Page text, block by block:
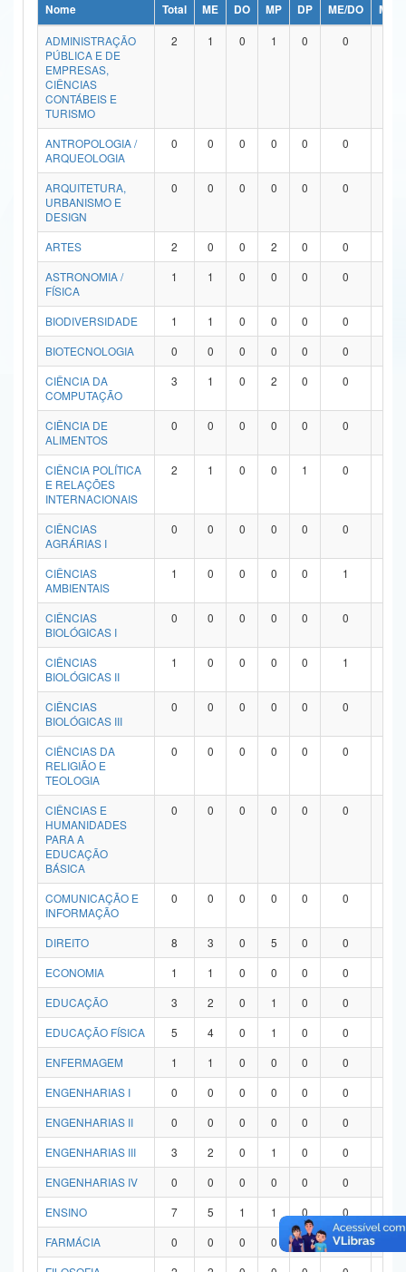
Ministério da Ciência, Tecnologia, Inovações e Comunicações
Ministério do Meio Ambiente
Ministério do Turismo
Ministério do Desenvolvimento Regional
Controladoria-Geral da União
Ministério da Mulher, da Família e dos Direitos Humanos
Secretaria de Governo
Advocacia-Geral da União
Banco Central do Brasil
Nome Total ME DO MP DP ME/DO
MP/
ADMINISTRAÇÃO
PÚBLICA E DE
EMPRESAS,
CIÊNCIAS
CONTÁBEIS E
TURISMO
2 1 0 1 0 0
ANTROPOLOGIA /
ARQUEOLOGIA
0 0 0 0 0 0
ARQUITETURA,
URBANISMO E
DESIGN
0 0 0 0 0 0
ARTES 2 0 0 2 0 0
ASTRONOMIA /
FÍSICA
1 1 0 0 0 0
BIODIVERSIDADE 1 1 0 0 0 0
BIOTECNOLOGIA
0 0 0 0 0 0
CIÊNCIA DA
COMPUTAÇÃO
3 1 0 2 0 0
CIÊNCIA DE
ALIMENTOS
0 0 0 0 0 0
CIÊNCIA POLÍTICA
E RELAÇÕES
INTERNACIONAIS
2 1 0 0 1 0
CIÊNCIAS
AGRÁRIAS I
0 0 0 0 0 0
CIÊNCIAS
AMBIENTAIS
1 0 0 0 0 1
CIÊNCIAS
BIOLÓGICAS I
0 0 0 0 0 0
CIÊNCIAS
BIOLÓGICAS II
1 0 0 0 0 1
CIÊNCIAS
BIOLÓGICAS III
0 0 0 0 0 0
CIÊNCIAS DA
RELIGIÃO E
TEOLOGIA
0 0 0 0 0 0
CIÊNCIAS E
HUMANIDADES
PARA A
EDUCAÇÃO
BÁSICA
0 0 0 0 0 0
COMUNICAÇÃO E
INFORMAÇÃO
0 0 0 0 0 0
DIREITO 8 3 0 5 0 0
ECONOMIA
1 1 0 0 0 0
EDUCAÇÃO
3 2 0 1 0 0
EDUCAÇÃO FÍSICA
5 4 0 1 0 0
ENFERMAGEM
1 1 0 0 0 0
ENGENHARIAS I
0 0 0 0 0 0
ENGENHARIAS II
0 0 0 0 0 0
ENGENHARIAS III
3 2 0 1 0 0
ENGENHARIAS IV
0 0 0 0 0 0
ENSINO
7 5 1 1 0 0
FARMÁCIA
0 0 0 0 0 0